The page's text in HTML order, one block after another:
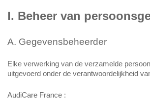
I. Beheer van
A. Gegevensbeheerder
Elke verwerking van de verzamelde
uitgevoerd onder de verantwoordelijkheid
AudiCare France :